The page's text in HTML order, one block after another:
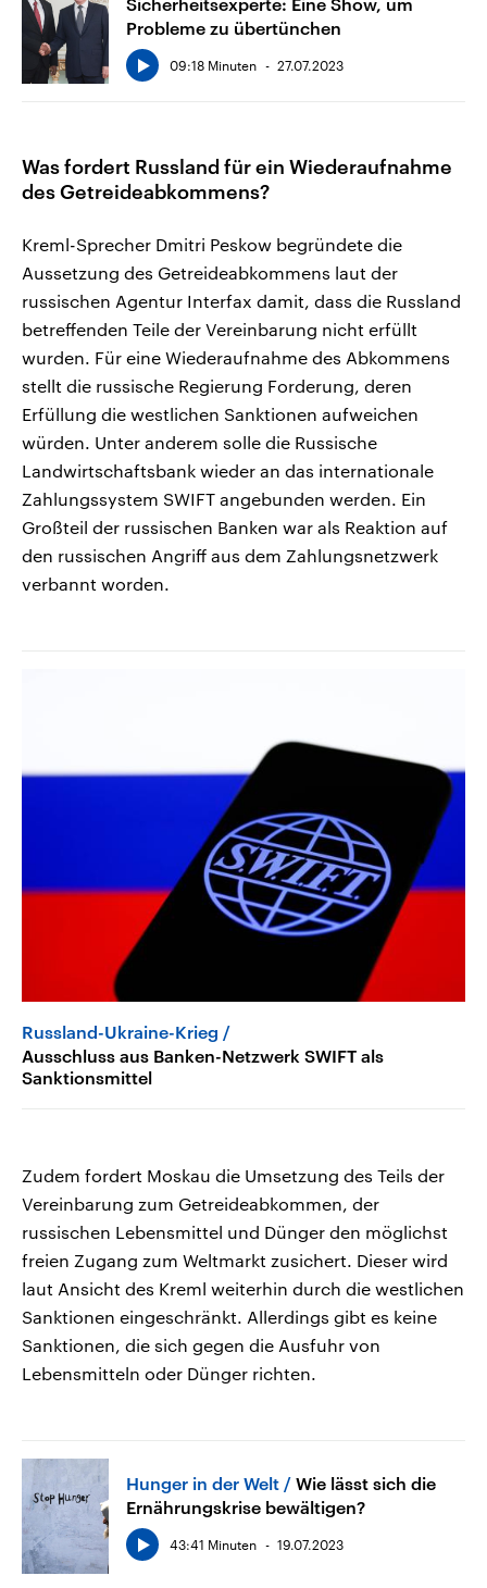
Sicherheitsexperte: Eine Show, um
Probleme zu übertünchen
09:18 Minuten 27.07.2023
Was fordert Russland für ein Wiederaufnahme
des Getreideabkommens?
Kreml-Sprecher Dmitri Peskow begründete die
Aussetzung des Getreideabkommens laut der
russischen Agentur Interfax damit, dass die Russland
betreffenden Teile der Vereinbarung nicht erfüllt
wurden. Für eine Wiederaufnahme des Abkommens
stellt die russische Regierung Forderung, deren
Erfüllung die westlichen Sanktionen aufweichen
würden. Unter anderem solle die Russische
Landwirtschaftsbank wieder an das internationale
Zahlungssystem SWIFT angebunden werden. Ein
Großteil der russischen Banken war als Reaktion auf
den russischen Angriff aus dem Zahlungsnetzwerk
verbannt worden.
Russland-Ukraine-Krieg
Ausschluss aus Banken-Netzwerk SWIFT als
Sanktionsmittel
Zudem fordert Moskau die Umsetzung des Teils der
Vereinbarung zum Getreideabkommen, der
russischen Lebensmittel und Dünger den möglichst
freien Zugang zum Weltmarkt zusichert. Dieser wird
laut Ansicht des Kreml weiterhin durch die westlichen
Sanktionen eingeschränkt. Allerdings gibt es keine
Sanktionen, die sich gegen die Ausfuhr von
Lebensmitteln oder Dünger richten.
Hunger in der Welt
Wie lässt sich die
Ernährungskrise bewältigen?
43:41 Minuten 19.07.2023